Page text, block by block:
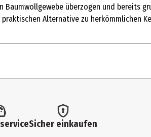
Baumwollgewebe überzogen und bereits
Alternative zu herkömmlichen
Sicher einkaufen